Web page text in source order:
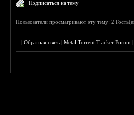
Подписаться на тему
Пользователи просматривают эту тему: 2
|Обратная связь |Metal Torrent Tracker Forum